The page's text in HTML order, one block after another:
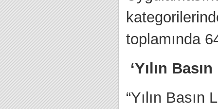
toplamında
‘Yılın
“Yılın